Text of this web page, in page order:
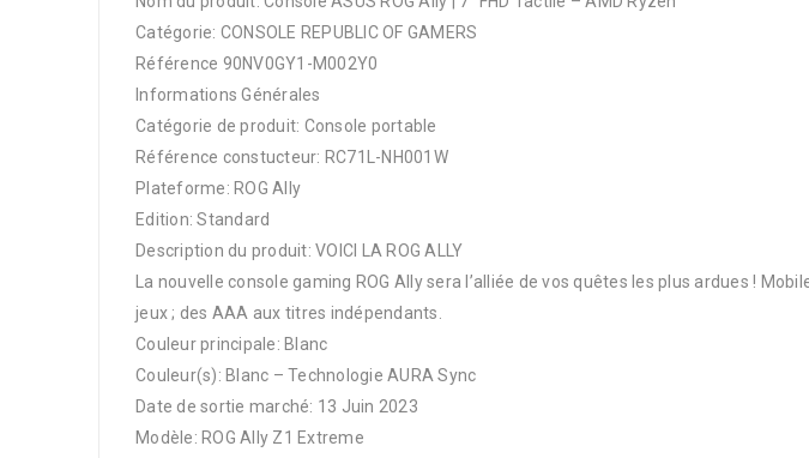
Catégorie: CONSOLE REPUBLIC OF GAMERS
Référence 90NV0GY1-M002Y0
Informations Générales
Catégorie de produit: Console portable
Référence constucteur: RC71L-NH001W
Plateforme: ROG Ally
Edition: Standard
Description du produit: VOICI LA ROG ALLY
La nouvelle console gaming ROG Ally sera l’alliée de vos quêtes les plus ardues !
jeux ; des AAA aux titres indépendants.
Couleur principale: Blanc
Couleur(s): Blanc – Technologie AURA Sync
Date de sortie marché: 13 Juin 2023
Modèle: ROG Ally Z1 Extreme